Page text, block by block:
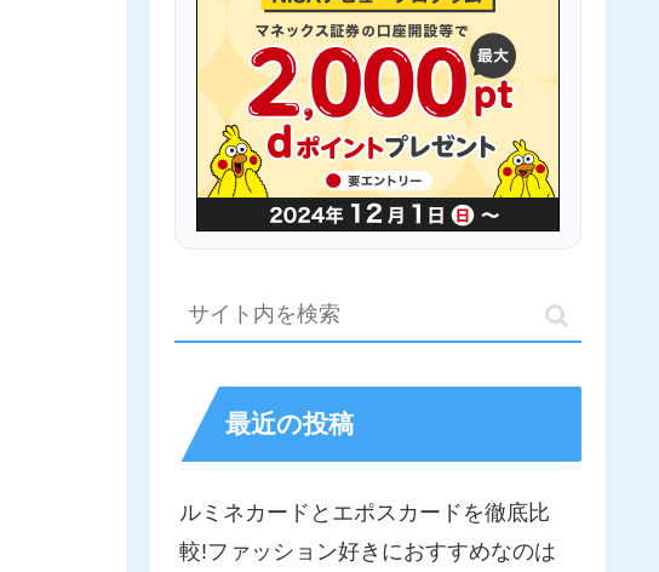
最近の投稿
ルミネカードとエポスカードを徹底比
較!ファッション好きにおすすめなのは